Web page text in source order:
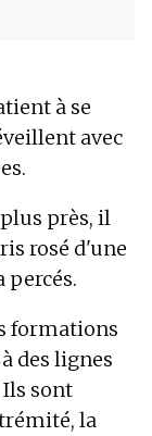
à se
avec
près, il
rosé d'une
percés.
formations
des lignes
Ils sont
la